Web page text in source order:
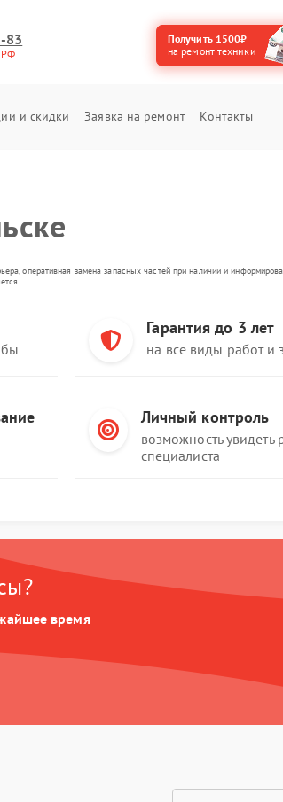
83
РФ
Получить 1500₽
на ремонт техники
и скидки Заявка на ремонт Контакты
оперативная замена запасных частей при наличии и
Гарантия до 3 лет
на все виды работ и
Личный контроль
возможность увидеть
специалиста
время